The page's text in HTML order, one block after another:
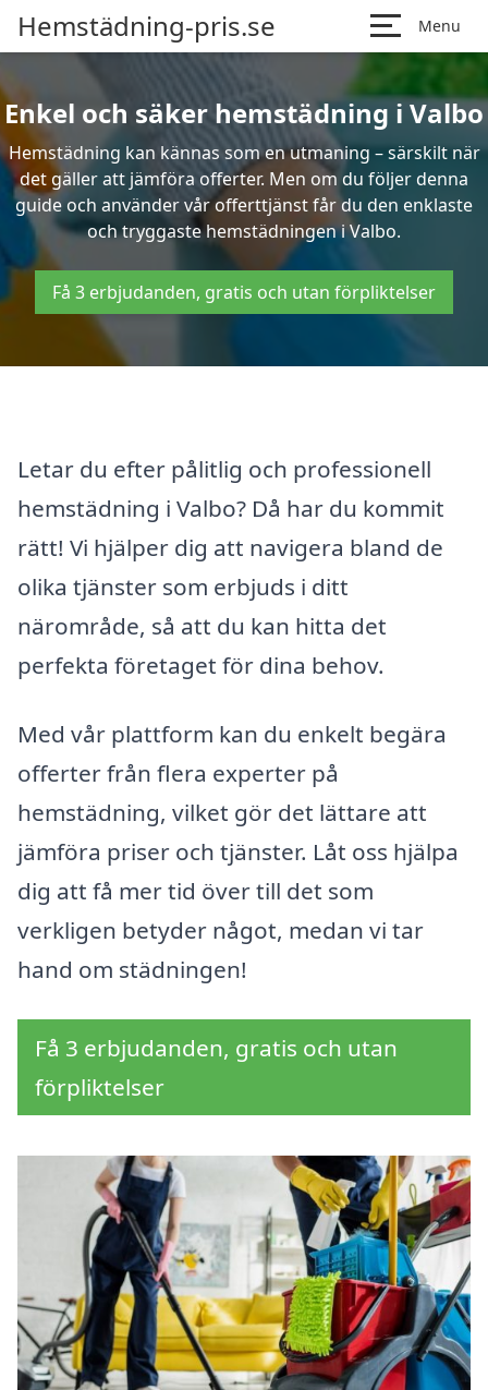
Hemstädning-pris.se Menu
Enkel och säker hemstädning i Valbo
Hemstädning kan kännas som en utmaning – särskilt när
det gäller att jämföra offerter. Men om du följer denna
guide och använder vår offerttjänst får du den enklaste
och tryggaste hemstädningen i Valbo.
Få 3 erbjudanden, gratis och utan förpliktelser
Letar du efter pålitlig och professionell
hemstädning i Valbo? Då har du kommit
rätt! Vi hjälper dig att navigera bland de
olika tjänster som erbjuds i ditt
närområde, så att du kan hitta det
perfekta företaget för dina behov.
Med vår plattform kan du enkelt begära
offerter från flera experter på
hemstädning, vilket gör det lättare att
jämföra priser och tjänster. Låt oss hjälpa
dig att få mer tid över till det som
verkligen betyder något, medan vi tar
hand om städningen!
Få 3 erbjudanden, gratis och utan
förpliktelser